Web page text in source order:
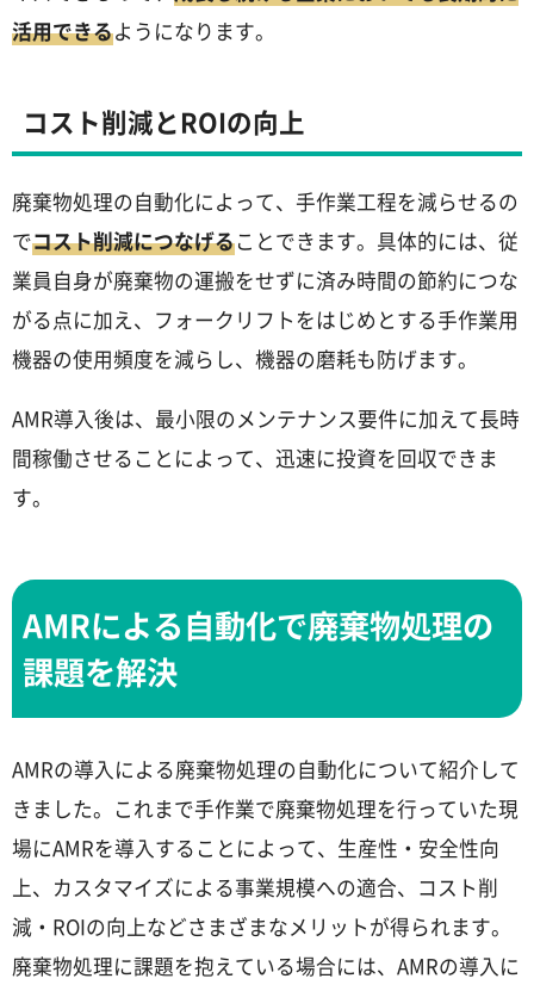
活用できるようになります。
コスト削減とROIの向上
廃棄物処理の自動化によって、手作業工程を減らせるの
でコスト削減につなげることできます。具体的には、従
業員自身が廃棄物の運搬をせずに済み時間の節約につな
がる点に加え、フォークリフトをはじめとする手作業用
機器の使用頻度を減らし、機器の磨耗も防げます。
AMR導入後は、最小限のメンテナンス要件に加えて長時
間稼働させることによって、迅速に投資を回収できま
す。
AMRによる自動化で廃棄物処理の
課題を解決
AMRの導入による廃棄物処理の自動化について紹介して
きました。これまで手作業で廃棄物処理を行っていた現
場にAMRを導入することによって、生産性・安全性向
上、カスタマイズによる事業規模への適合、コスト削
減・ROIの向上などさまざまなメリットが得られます。
廃棄物処理に課題を抱えている場合には、AMRの導入に